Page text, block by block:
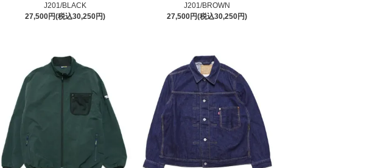
J201/BLACK
27,500円(税込30,250円)
J201/BROWN
27,500円(税込30,250円)